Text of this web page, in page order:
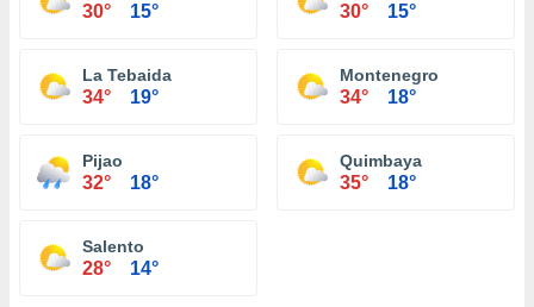
30° 15° 30° 15°
La Tebaida
34° 19°
Montenegro
34° 18°
Pijao
32° 18°
Quimbaya
35° 18°
Salento
28° 14°